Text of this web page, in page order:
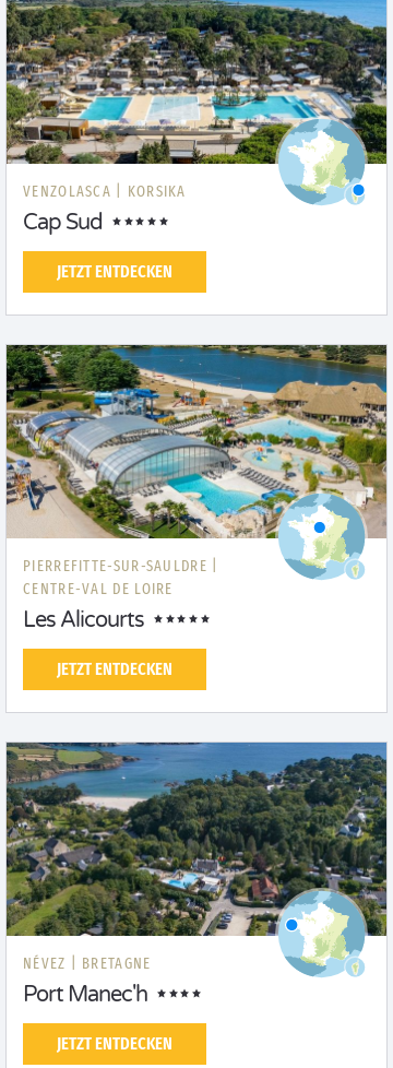
VENZOLASCA | KORSIKA
Cap Sud
JETZT ENTDECKEN
PIERREFITTE-SUR-SAULDRE |
CENTRE-VAL DE LOIRE
Les Alicourts
JETZT ENTDECKEN
NÉVEZ | BRETAGNE
Port Manec'h
JETZT ENTDECKEN